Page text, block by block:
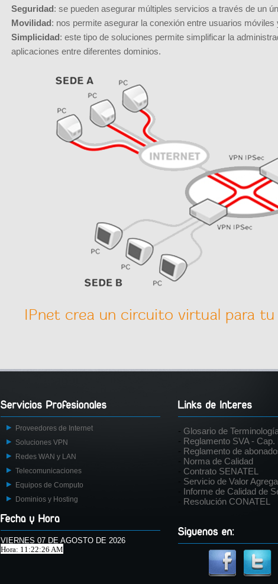
Seguridad: se pueden asegurar múltiples servicios a través de un
Movilidad: nos permite asegurar la conexión entre usuarios móviles
Simplicidad: este tipo de soluciones permite simplificar la
aplicaciones entre diferentes dominios.
IPnet crea un circuito virtual para tu
Proveedores de Internet
Soluciones VPN
Redes WAN y LAN
Telecomunicaciones
Equipos de Computo
Dominios y Hosting
VIERNES 07 DE AGOSTO DE 2026
Hora: 11:22:26 AM
- Glosario de
- Reglamento SVA - Cap.
- Reglamento de
- Norma de Calidad
- Contrato SENATEL
Servicio de Valor
Informe de Calidad de
Resolución CONATEL